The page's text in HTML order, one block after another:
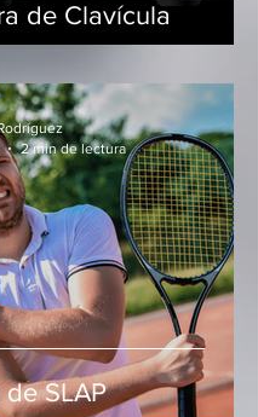
de Clavícula
de SLAP
2 min de lectura